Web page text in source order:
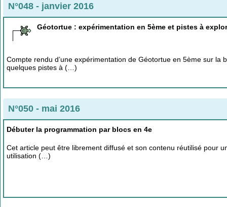
N°048 - janvier 2016
Géotortue : expérimentation en 5ème et pistes à
Compte rendu d’une expérimentation de Géotortue en 5ème sur la
quelques pistes à (…)
N°050 - mai 2016
Débuter la programmation par blocs en 4e
Cet article peut être librement diffusé et son contenu réutilisé pour
utilisation (…)